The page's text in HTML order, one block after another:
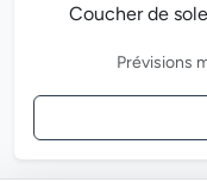
Coucher de
Prévisions